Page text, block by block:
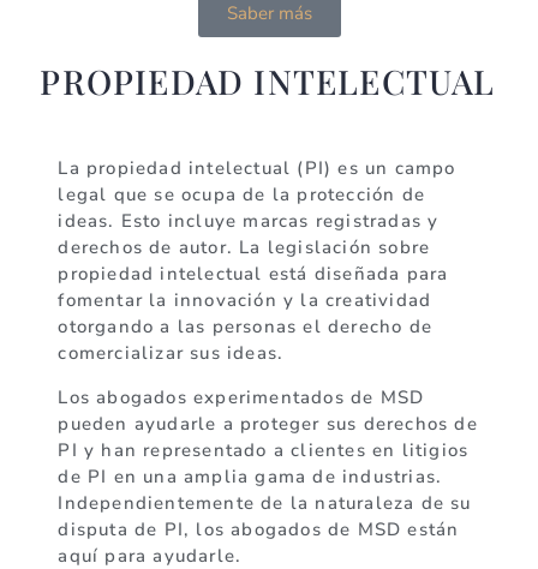
Saber más
PROPIEDAD INTELECTUAL
La propiedad intelectual (PI) es un campo
legal que se ocupa de la protección de
ideas. Esto incluye marcas registradas y
derechos de autor. La legislación sobre
propiedad intelectual está diseñada para
fomentar la innovación y la creatividad
otorgando a las personas el derecho de
comercializar sus ideas.
Los abogados experimentados de MSD
pueden ayudarle a proteger sus derechos de
PI y han representado a clientes en litigios
de PI en una amplia gama de industrias.
Independientemente de la naturaleza de su
disputa de PI, los abogados de MSD están
aquí para ayudarle.